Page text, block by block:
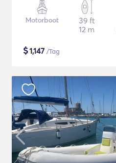
Motorboot
39 ft
12 m
$1,147 /Tag